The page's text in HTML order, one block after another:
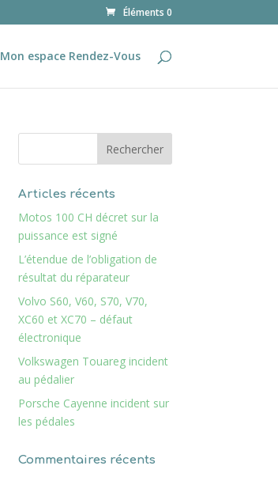
Éléments 0
Mon espace Rendez-Vous
Articles récents
Motos 100 CH décret sur la
puissance est signé
L’étendue de l’obligation de
résultat du réparateur
Volvo S60, V60, S70, V70,
XC60 et XC70 – défaut
électronique
Volkswagen Touareg incident
au pédalier
Porsche Cayenne incident sur
les pédales
Commentaires récents